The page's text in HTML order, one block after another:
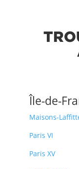
Île-de-
Maisons-
Paris VI
Paris XV